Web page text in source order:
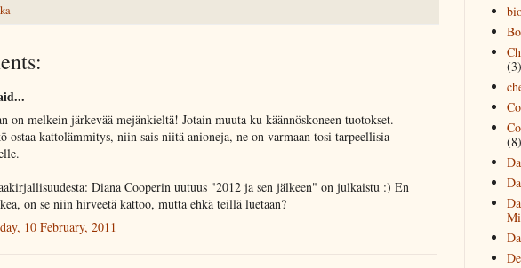
on melkein järkevää mejänkieltä! Jotain muuta ku käännöskoneen tuotokset.
ostaa kattolämmitys, niin sais niitä anioneja, ne on varmaan tosi tarpeellisia
Diana Cooperin uutuus "2012 ja sen jälkeen" on julkaistu :) En
on se niin hirveetä kattoo, mutta ehkä teillä luetaan?
10 February, 2011
(3)
(8)